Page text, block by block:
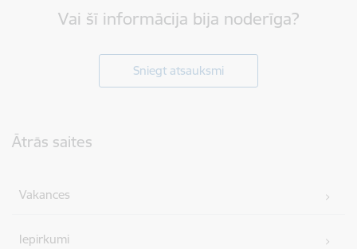
Vai šī informācija bija noderīga?
Sniegt atsauksmi
Ātrās saites
Vakances
Iepirkumi